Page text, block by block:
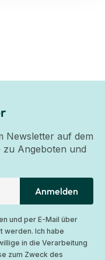
Newsletter auf dem
zu Angeboten und
Anmelden
und per E-Mail über
werden. Ich habe
in die Verarbeitung
zum Zweck des